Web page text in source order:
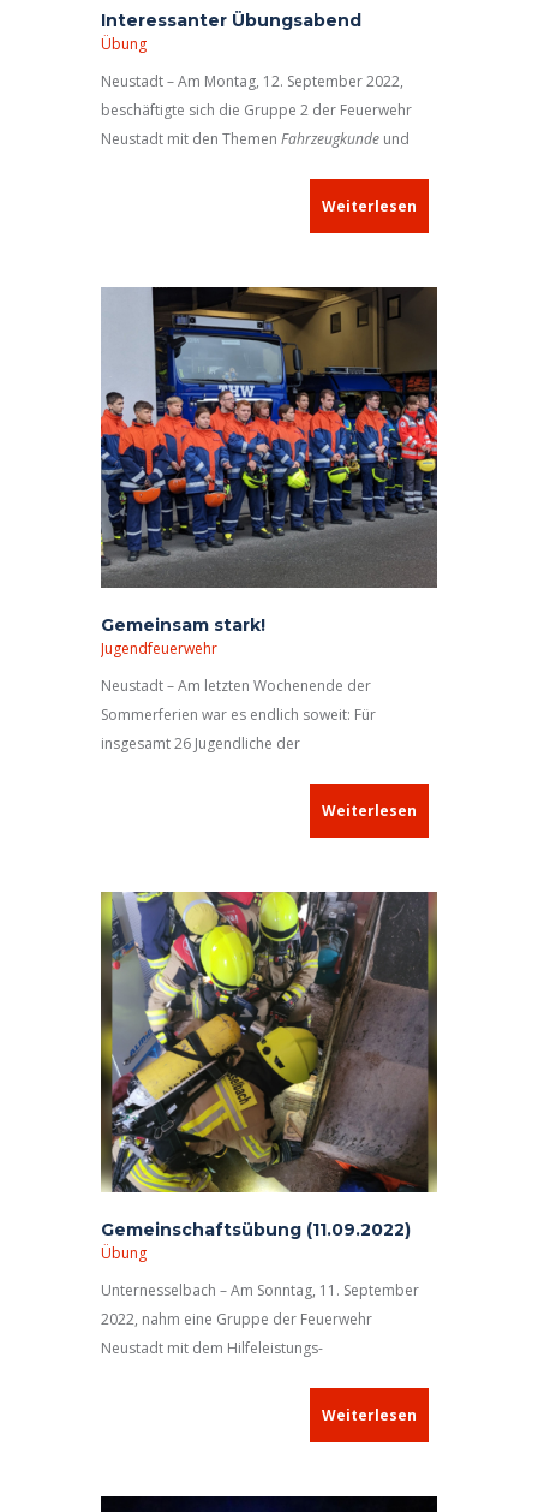
Interessanter Übungsabend
Übung
Neustadt – Am Montag, 12. September 2022,
beschäftigte sich die Gruppe 2 der Feuerwehr
Neustadt mit den Themen Fahrzeugkunde und
Weiterlesen
Gemeinsam stark!
Jugendfeuerwehr
Neustadt – Am letzten Wochenende der
Sommerferien war es endlich soweit: Für
insgesamt 26 Jugendliche der
(11), des hiesigen Technischen Hilfswerks (10)
„Berufsfeuerwehrtag“ der Jugendgruppen. In den
nächsten rund 24 Stunden sollten die
Jugendlichen bei den verschiedensten
vorbereiteten Übungen und Szenarien gefordert
werden.
Weiterlesen
Gemeinschaftsübung (11.09.2022)
Übung
Unternesselbach – Am Sonntag, 11. September
2022, nahm eine Gruppe der Feuerwehr
Neustadt mit dem Hilfeleistungs-
Gemeinschaftsübung der Ortsteil-Feuerwehren
Weiterlesen